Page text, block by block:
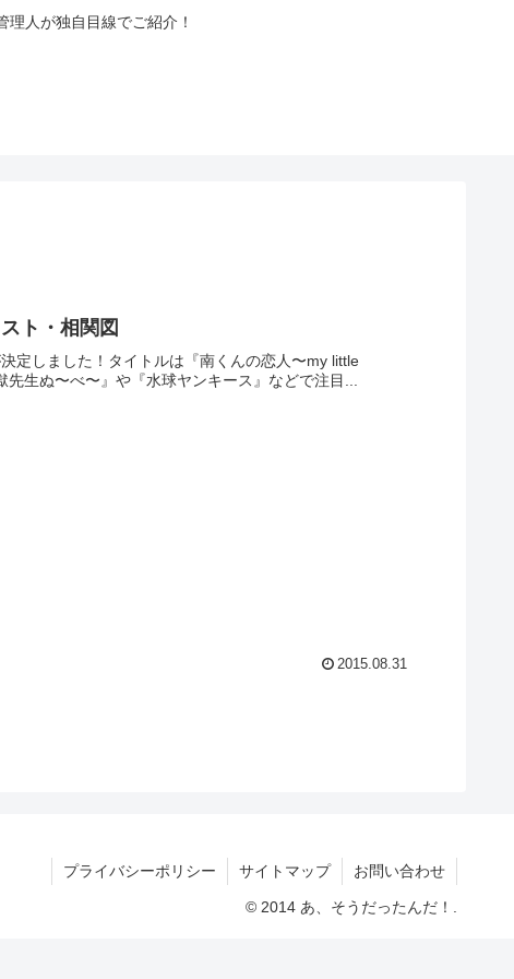
人が独自目線でご紹介！
ト・相関図
定しました！タイトルは『南くんの恋人〜my little
生ぬ〜べ〜』や『水球ヤンキース』などで注目...
2015.08.31
プライバシーポリシー サイトマップ お問い合わせ
© 2014 あ、そうだったんだ！.